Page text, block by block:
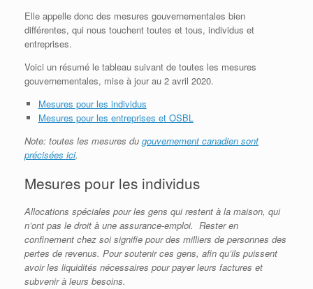
Elle appelle donc des mesures gouvernementales bien
différentes, qui nous touchent toutes et tous, individus et
entreprises.
Voici un résumé le tableau suivant de toutes les mesures
gouvernementales, mise à jour au 2 avril 2020.
Mesures pour les individus
Mesures pour les entreprises et OSBL
Note: toutes les mesures du gouvernement canadien sont
précisées ici.
Mesures pour les individus
Allocations spéciales pour les gens qui restent à la maison, qui
n’ont pas le droit à une assurance-emploi. Rester en
confinement chez soi signifie pour des milliers de personnes des
pertes de revenus. Pour soutenir ces gens, afin qu’ils puissent
avoir les liquidités nécessaires pour payer leurs factures et
subvenir à leurs besoins.